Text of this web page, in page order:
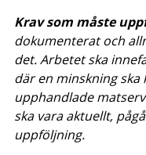
Krav som måste
dokumenterat och
det. Arbetet ska
där en minskning ska
upphandlade
ska vara aktuellt,
uppföljning.